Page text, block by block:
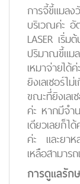
การจี้ขี้แมลง
บริเวณค่ะ อั
LASER เริ่
ปริมาณขี้แม
เหมาจ่ายไ
ยิงเลเซอร์ไ
ขณะที่ยิงเลเ
ค่ะ หากมีจำ
เดียวเลยก็ไ
ค่ะ และยาห
เหลือสามาร
การดูแลรัก